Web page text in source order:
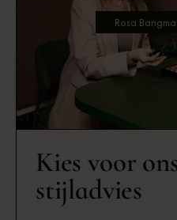
Kies voor
stijladvies
Rosa